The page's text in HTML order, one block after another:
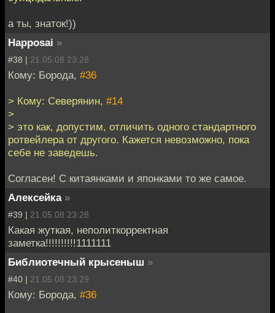
a ты, знаток!))
Happosai »
#38 | 21.05.08 23:28
Кому: Борода, #36
> Кому: Северянин, #14
>
> это как, допустим, отличить одного стандартного
ротвейлера от другого. Кажется невозможно, пока
себе не заведешь.
Согласен! С китаянками и японками то же самое.
Алексейка »
#39 | 21.05.08 23:28
Какая жуткая, неполиткорректная
заметка!!!!!!!!!!1111111
Библиотечный крысеныш »
#40 | 21.05.08 23:29
Кому: Борода, #36